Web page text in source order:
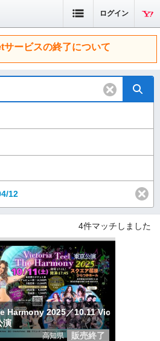
ログイン
サービスの終了について
12
4件マッチしました
Harmony 2025／10.11 Vic
演
高知県 販売終了